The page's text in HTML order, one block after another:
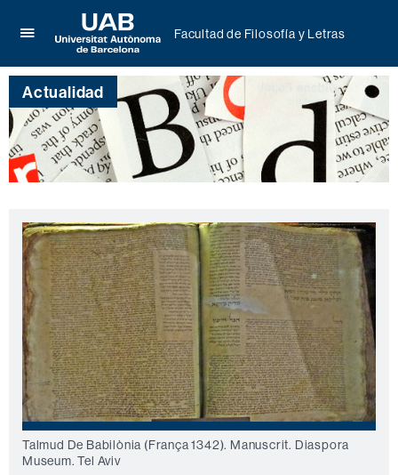
aquí
para
desplegar
el
menú
de
Facultad
y
Letras
Universitat
Autònoma
de
Barcelona
Facultad de Filosofía y Letras
Actualidad
Talmud De Babilònia (França 1342). Manuscrit. Diaspora
Museum. Tel Aviv